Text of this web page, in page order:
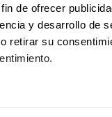
de ofrecer
y desarrollo de
retirar su
y rigor